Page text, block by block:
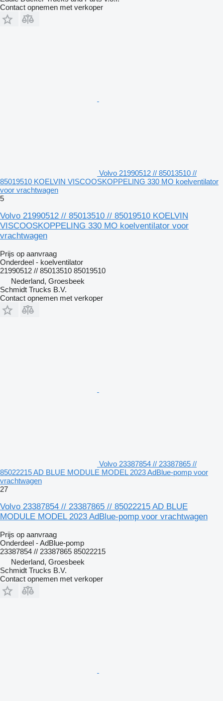
Contact opnemen met verkoper
Volvo 21990512 // 85013510 //
85019510 KOELVIN VISCOOSKOPPELING 330 MO koelventilator
voor vrachtwagen
5
Volvo 21990512 // 85013510 // 85019510 KOELVIN
VISCOOSKOPPELING 330 MO koelventilator voor
vrachtwagen
Prijs op aanvraag
Onderdeel - koelventilator
21990512 // 85013510 85019510
Nederland, Groesbeek
Schmidt Trucks B.V.
Contact opnemen met verkoper
Volvo 23387854 // 23387865 //
85022215 AD BLUE MODULE MODEL 2023 AdBlue-pomp voor
vrachtwagen
27
Volvo 23387854 // 23387865 // 85022215 AD BLUE
MODULE MODEL 2023 AdBlue-pomp voor vrachtwagen
Prijs op aanvraag
Onderdeel - AdBlue-pomp
23387854 // 23387865 85022215
Nederland, Groesbeek
Schmidt Trucks B.V.
Contact opnemen met verkoper